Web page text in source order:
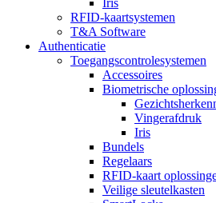
Iris
RFID-kaartsystemen
T&A Software
Authenticatie
Toegangscontrolesystemen
Accessoires
Biometrische
Vingerafdruk
Iris
Bundels
Regelaars
RFID-kaart
Veilige sleutelkasten